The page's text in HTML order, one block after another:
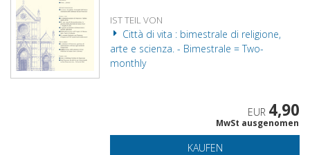
IST TEIL VON
Città di vita : bimestrale di religione,
arte e scienza. - Bimestrale = Two-
monthly
EUR 4,90
MwSt ausgenomen
KAUFEN